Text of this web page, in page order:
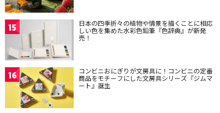
15 日本の四季折々の植物や情景を描くことに相応
しい色を集めた水彩色鉛筆『色辞典』が新発
売！
16 コンビニおにぎりが文房具に！コンビニの定番
商品をモチーフにした文房具シリーズ『ジムマ
ート』誕生